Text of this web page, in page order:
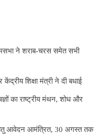
ने शराब-चरस समेत सभी
शिक्षा मंत्री ने दी बधाई
का राष्ट्रीय मंथन, शोध और
हेतु आवेदन आमंत्रित, 30 अगस्त तक